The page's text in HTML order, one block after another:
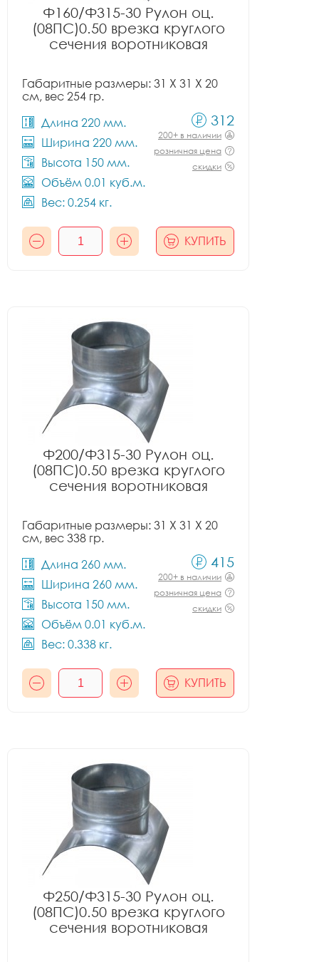
Ф160/Ф315-30 Рулон оц.
(08ПС)0.50 врезка круглого
сечения воротниковая
Габаритные размеры: 31 X 31 X 20
см, вес 254 гр.
Длина 220 мм.
Ширина 220 мм.
Высота 150 мм.
Объём 0.01 куб.м.
Вес: 0.254 кг.
312
200+ в наличии
розничная цена
скидки
КУПИТЬ
Ф200/Ф315-30 Рулон оц.
(08ПС)0.50 врезка круглого
сечения воротниковая
Габаритные размеры: 31 X 31 X 20
см, вес 338 гр.
Длина 260 мм.
Ширина 260 мм.
Высота 150 мм.
Объём 0.01 куб.м.
Вес: 0.338 кг.
415
200+ в наличии
розничная цена
скидки
КУПИТЬ
Ф250/Ф315-30 Рулон оц.
(08ПС)0.50 врезка круглого
сечения воротниковая